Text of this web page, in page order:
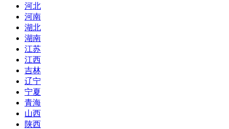
河北
河南
湖北
湖南
江苏
江西
吉林
辽宁
宁夏
青海
山西
陕西